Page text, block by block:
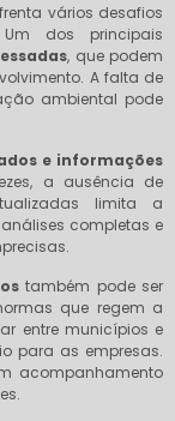
vários desafios
dos principais
, que podem
A falta de
ambiental pode
e informações
a ausência de
limita a
completas e
também pode ser
que regem a
entre municípios e
para as empresas.
acompanhamento